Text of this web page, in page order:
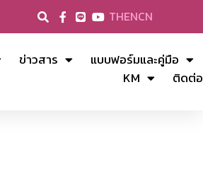
THENCN
ข่าวสาร
แบบฟอร์มและคู่มือ
KM
ติดต่อ